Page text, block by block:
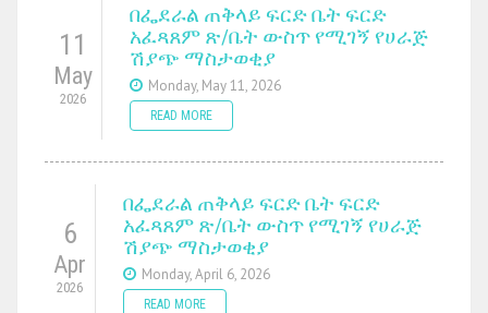
11
May
2026
በፌደራል ጠቅላይ ፍርድ ቤት ፍርድ
አፈጻጸም ጽ/ቤት ውስጥ የሚገኝ የሀራጅ
ሽያጭ ማስታወቂያ
Monday, May 11, 2026
READ MORE
6
Apr
2026
በፌደራል ጠቅላይ ፍርድ ቤት ፍርድ
አፈጻጸም ጽ/ቤት ውስጥ የሚገኝ የሀራጅ
ሽያጭ ማስታወቂያ
Monday, April 6, 2026
READ MORE